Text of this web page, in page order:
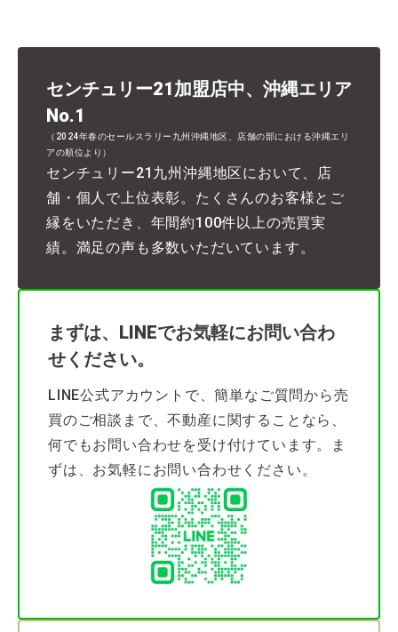
センチュリー21加盟店中、沖縄エリア
No.1
（2024年春のセールスラリー九州沖縄地区、店舗の部における沖縄エリ
アの順位より）
センチュリー21九州沖縄地区において、店
舗・個人で上位表彰。たくさんのお客様とご
縁をいただき、年間約100件以上の売買実
績。満足の声も多数いただいています。
まずは、LINEでお気軽にお問い合わ
せください。
LINE公式アカウントで、簡単なご質問から売
買のご相談まで、不動産に関することなら、
何でもお問い合わせを受け付けています。ま
ずは、お気軽にお問い合わせください。